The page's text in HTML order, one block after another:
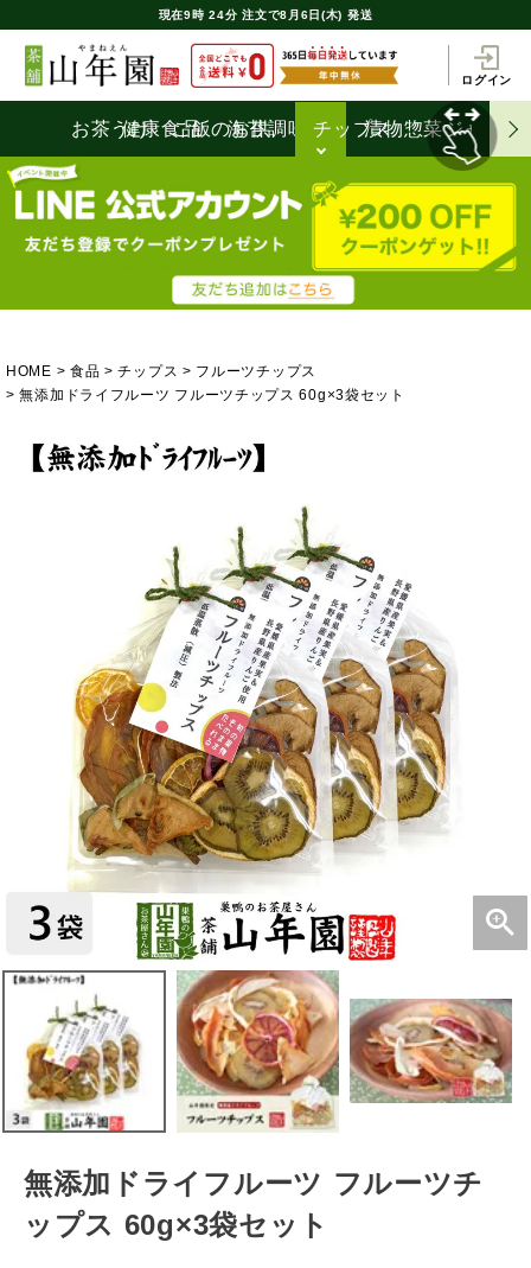
現在9時 24分 注文で8月6日(木) 発送
ログイン
お茶うけ健康食品ご飯のお供
海苔調味料チップス
漬物惣菜ジャム
HOME 食品 チップス
フルーツチップス
無添加ドライフルーツ フルーツチップス 60g×3袋セット
無添加ドライフルーツ フルーツチ
ップス 60g×3袋セット